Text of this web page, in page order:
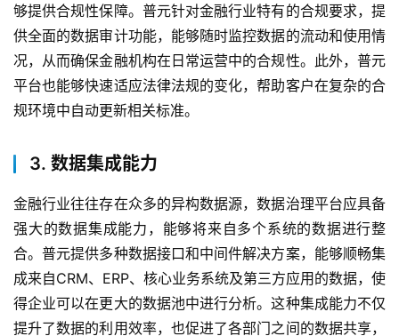
最
够提供合规性保障。普元针对金融行业特有的合规要求，提
供全面的数据审计功能，能够随时监控数据的流动和使用情
况，从而确保金融机构在日常运营中的合规性。此外，普元
平台也能够快速适应法律法规的变化，帮助客户在复杂的合
规环境中自动更新相关标准。
3. 数据集成能力
金融行业往往存在众多的异构数据源，数据治理平台应具备
强大的数据集成能力，能够将来自多个系统的数据进行整
合。普元提供多种数据接口和中间件解决方案，能够顺畅集
成来自CRM、ERP、核心业务系统及第三方应用的数据，使
得企业可以在更大的数据池中进行分析。这种集成能力不仅
提升了数据的利用效率，也促进了各部门之间的数据共享，